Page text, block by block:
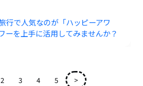
行で人気なのが「ハッピーアワ
ーを上手に活用してみませんか？
2 3 4 5 >